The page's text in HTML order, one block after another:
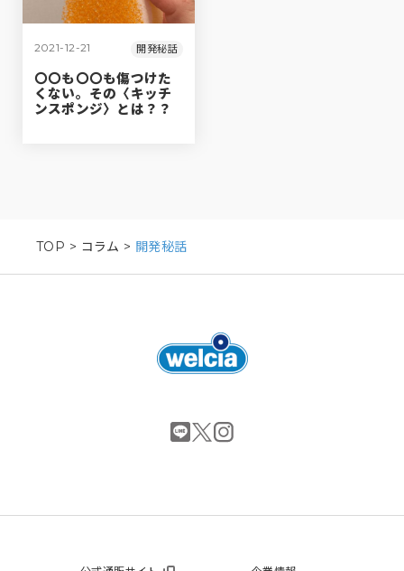
2021-12-21 開発秘話
〇〇も〇〇も傷つけた
くない。その〈キッチ
ンスポンジ〉とは？？
TOP > コラム > 開発秘話